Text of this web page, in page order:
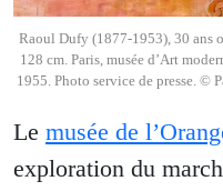
Raoul Dufy (1877-1953), 30 ans
128 cm. Paris, musée d’Art
1955. Photo service de presse. ©
Le musée de
exploration du